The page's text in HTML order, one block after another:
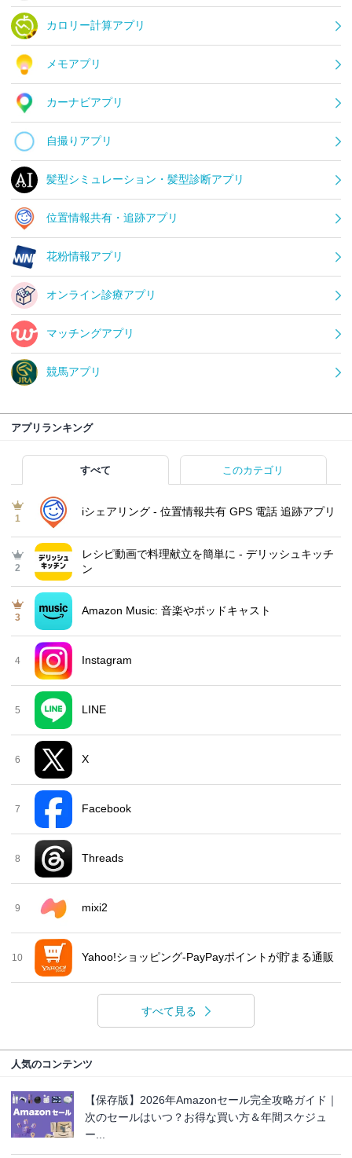
カロリー計算アプリ
メモアプリ
カーナビアプリ
自撮りアプリ
髪型シミュレーション・髪型診断アプリ
位置情報共有・追跡アプリ
花粉情報アプリ
オンライン診療アプリ
マッチングアプリ
競馬アプリ
アプリランキング
すべて このカテゴリ
1
iシェアリング - 位置情報共有 GPS 電話 追跡アプリ
2
レシピ動画で料理献立を簡単‪に - デリッシュキッチ
ン
3
Amazon Music: 音楽やポッドキャスト
4 Instagram
5 LINE
6 X
7 Facebook
8 Threads
9 mixi2
10 Yahoo!ショッピング-PayPayポイントが貯まる通販
すべて見る
人気のコンテンツ
【保存版】2026年Amazonセール完全攻略ガイド｜
次のセールはいつ？お得な買い方＆年間スケジュ
ー...